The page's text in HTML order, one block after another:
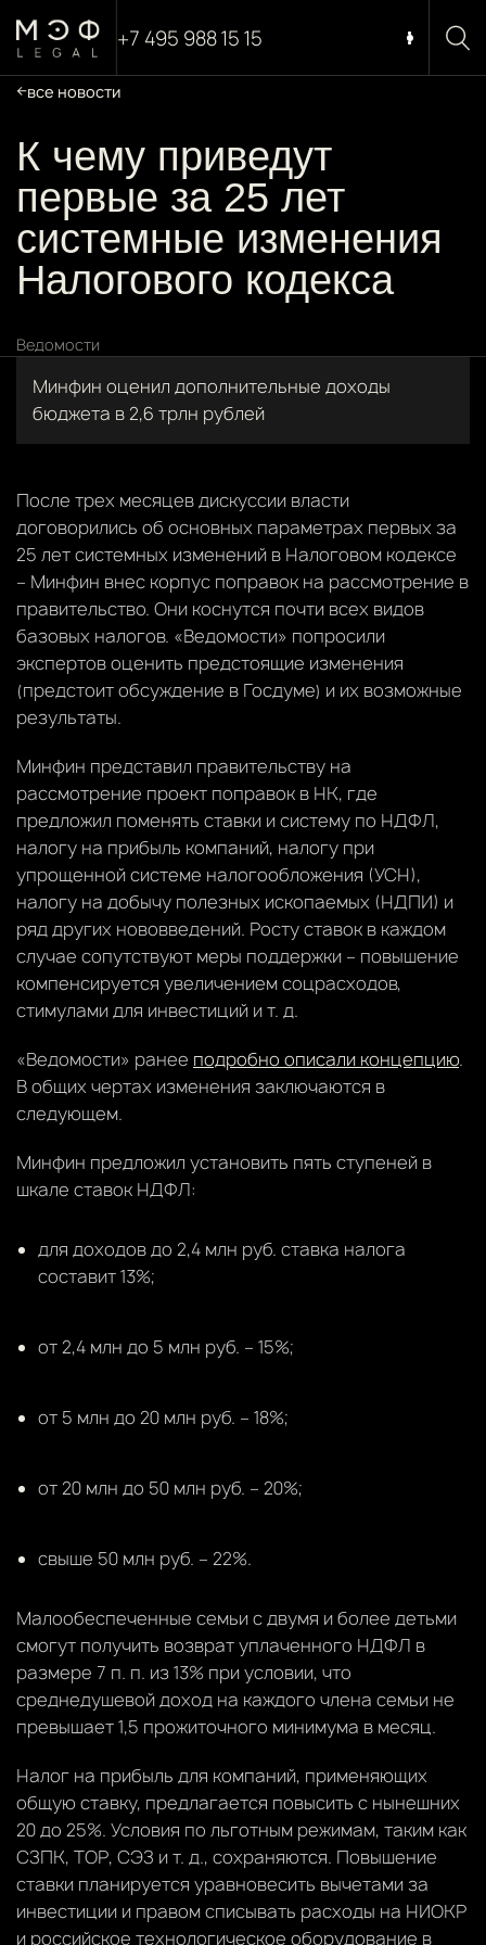
+7 495 988 15 15
все новости
К чему приведут
первые за 25 лет
системные изменения
Налогового кодекса
Ведомости
Минфин оценил дополнительные доходы
бюджета в 2,6 трлн рублей
После трех месяцев дискуссии власти
договорились об основных параметрах первых за
25 лет системных изменений в Налоговом кодексе
– Минфин внес корпус поправок на рассмотрение в
правительство. Они коснутся почти всех видов
базовых налогов. «Ведомости» попросили
экспертов оценить предстоящие изменения
(предстоит обсуждение в Госдуме) и их возможные
результаты.
Минфин представил правительству на
рассмотрение проект поправок в НК, где
предложил поменять ставки и систему по НДФЛ,
налогу на прибыль компаний, налогу при
упрощенной системе налогообложения (УСН),
налогу на добычу полезных ископаемых (НДПИ) и
ряд других нововведений. Росту ставок в каждом
случае сопутствуют меры поддержки – повышение
компенсируется увеличением соцрасходов,
стимулами для инвестиций и т. д.
«Ведомости» ранее подробно описали концепцию.
В общих чертах изменения заключаются в
следующем.
Минфин предложил установить пять ступеней в
шкале ставок НДФЛ:
для доходов до 2,4 млн руб. ставка налога
составит 13%;
от 2,4 млн до 5 млн руб. – 15%;
от 5 млн до 20 млн руб. – 18%;
от 20 млн до 50 млн руб. – 20%;
свыше 50 млн руб. – 22%.
Малообеспеченные семьи с двумя и более детьми
смогут получить возврат уплаченного НДФЛ в
размере 7 п. п. из 13% при условии, что
среднедушевой доход на каждого члена семьи не
превышает 1,5 прожиточного минимума в месяц.
Налог на прибыль для компаний, применяющих
общую ставку, предлагается повысить с нынешних
20 до 25%. Условия по льготным режимам, таким как
СЗПК, ТОР, СЭЗ и т. д., сохраняются. Повышение
ставки планируется уравновесить вычетами за
инвестиции и правом списывать расходы на НИОКР
и российское технологическое оборудование в